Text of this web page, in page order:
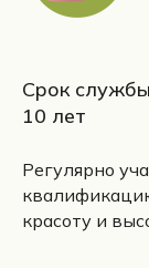
Срок службы
10 лет
Регулярно
красоту и